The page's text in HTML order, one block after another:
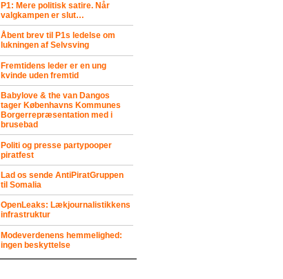
P1: Mere politisk satire. Når
valgkampen er slut…
Åbent brev til P1s ledelse om
lukningen af Selvsving
Fremtidens leder er en ung
kvinde uden fremtid
Babylove & the van Dangos
tager Københavns Kommunes
Borgerrepræsentation med i
brusebad
Politi og presse partypooper
piratfest
Lad os sende AntiPiratGruppen
til Somalia
OpenLeaks: Lækjournalistikkens
infrastruktur
Modeverdenens hemmelighed:
ingen beskyttelse